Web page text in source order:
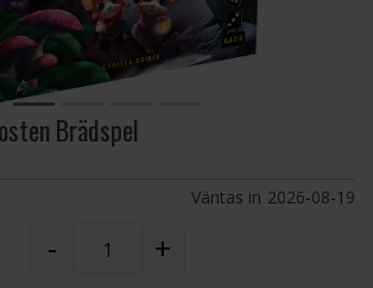
Brädspel
Väntas in 2026-08-19
- +